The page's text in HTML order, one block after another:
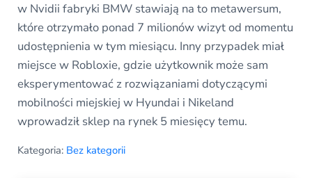
w Nvidii fabryki BMW stawiają na to metawersum,
które otrzymało ponad 7 milionów wizyt od momentu
udostępnienia w tym miesiącu. Inny przypadek miał
miejsce w Robloxie, gdzie użytkownik może sam
eksperymentować z rozwiązaniami dotyczącymi
mobilności miejskiej w Hyundai i Nikeland
wprowadził sklep na rynek 5 miesięcy temu.
Kategoria: Bez kategorii